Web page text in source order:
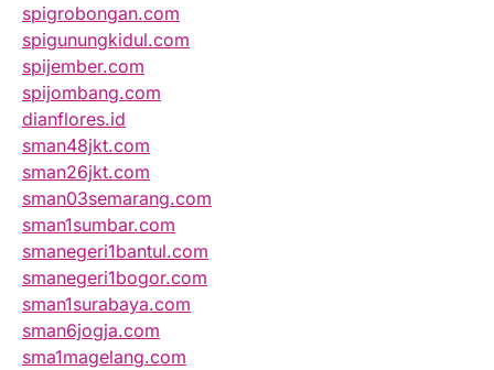
spigrobongan.com
spigunungkidul.com
spijember.com
spijombang.com
dianflores.id
sman48jkt.com
sman26jkt.com
sman03semarang.com
sman1sumbar.com
smanegeri1bantul.com
smanegeri1bogor.com
sman1surabaya.com
sman6jogja.com
sma1magelang.com